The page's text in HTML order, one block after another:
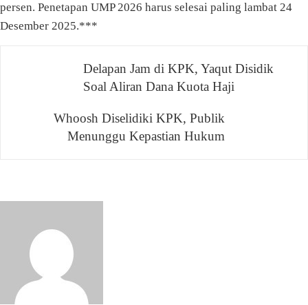
persen. Penetapan UMP 2026 harus selesai paling lambat 24
Desember 2025.***
NavigasiDelapan Jam di KPK, Yaqut Disidik
Soal Aliran Dana Kuota Haji
Whoosh Diselidiki KPK, Publik
Menunggu Kepastian Hukum